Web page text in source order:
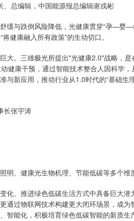
总编辑，中国能源报总编辑谢戎彬
舒缓与跌倒风险降低，光健康贯穿“孕
健康融入所有政策”的生动切口。
。三雄极光所提出"光健康2.0"战略，是
健康干预，通过智能技术整合人因科学
新应用，推动行业从1.0时代的“基础生
长张宇涛
、健康光生物机理、节能低碳等多个维
化、推进绿色低碳生活方式中具备巨大潜
通过物联网技术构建更大闭环场景，成为
能化，积极培育绿色低碳智能的新质生